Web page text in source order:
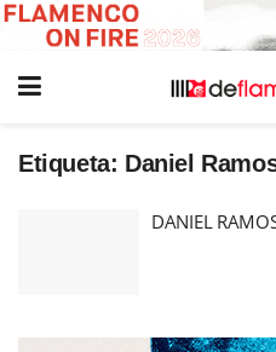
Etiqueta: Daniel
DANIEL